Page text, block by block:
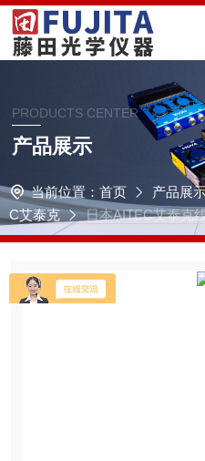
PRODUCTS CENTER
产品展示
当前位置： 首页 产品展
C艾泰克
日本AITEC艾泰克